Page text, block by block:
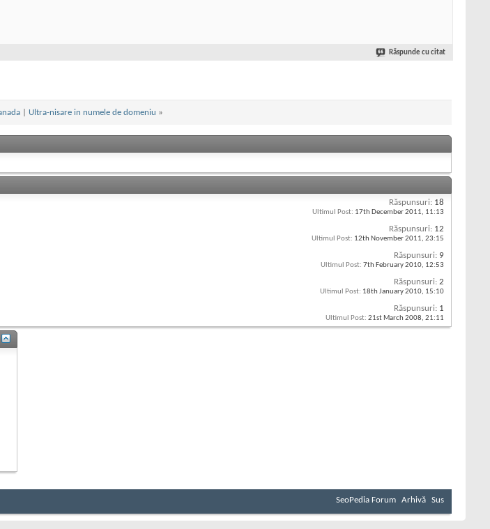
Răspunde cu citat
Ultra-nisare in numele de domeniu »
Răspunsuri: 18
Ultimul Post: 17th December 2011, 11:13
Răspunsuri: 12
Ultimul Post: 12th November 2011, 23:15
Răspunsuri: 9
Ultimul Post: 7th February 2010, 12:53
Răspunsuri: 2
Ultimul Post: 18th January 2010, 15:10
Răspunsuri: 1
Ultimul Post: 21st March 2008, 21:11
SeoPedia Forum Arhivă Sus